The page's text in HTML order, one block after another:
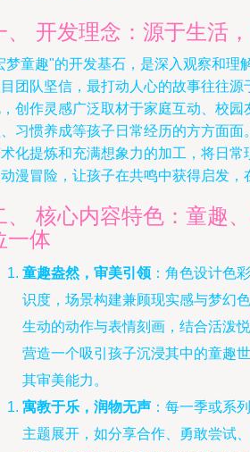
、 开发理念：源于生活
梦童趣"的开发基石，是深入观察和理
团队坚信，最打动人心的故事往往源
创作灵感广泛取材于家庭互动、校园
习惯养成等孩子日常经历的方方面面
化提炼和充满想象力的加工，将日常
漫冒险，让孩子在共鸣中获得启发，
、 核心内容特色：童趣
一体
童趣盎然，审美引领 ：角色设计色
识度，场景构建兼顾现实感与梦幻
生动的动作与表情刻画，结合活泼
营造一个吸引孩子沉浸其中的童趣
其审美能力。
寓教于乐，润物无声 ：每一季或系
主题展开，如分享合作、勇敢尝试